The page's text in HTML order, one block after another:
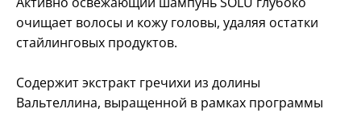
очищает волосы и кожу головы, удаляя остатки
стайлинговых продуктов.
Содержит экстракт гречихи из долины
Вальтеллина, выращенной в рамках программы